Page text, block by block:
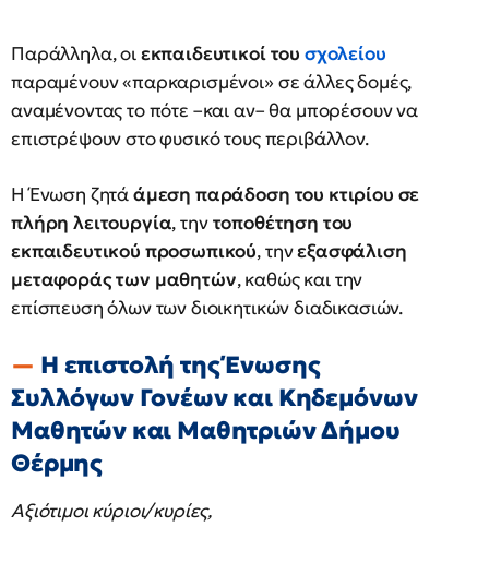
Παράλληλα, οιεκπαιδευτικοί του σχολείου
παραμένουν «παρκαρισμένοι» σε άλλες δομές,
αναμένοντας το πότε –και αν– θα μπορέσουν να
επιστρέψουν στο φυσικό τους περιβάλλον.
Η Ένωση ζητάάμεση παράδοση του κτιρίου σε
πλήρη λειτουργία, τηντοποθέτηση του
εκπαιδευτικού προσωπικού, τηνεξασφάλιση
μεταφοράς των μαθητών, καθώς και την
επίσπευση όλων των διοικητικών διαδικασιών.
Η επιστολή της Ένωσης
Συλλόγων Γονέων και Κηδεμόνων
Μαθητών και Μαθητριών Δήμου
Θέρμης
Αξιότιμοι κύριοι/κυρίες,